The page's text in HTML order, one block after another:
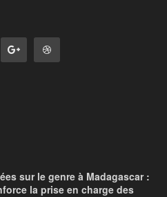
sur le genre à Madagascar :
la prise en charge des